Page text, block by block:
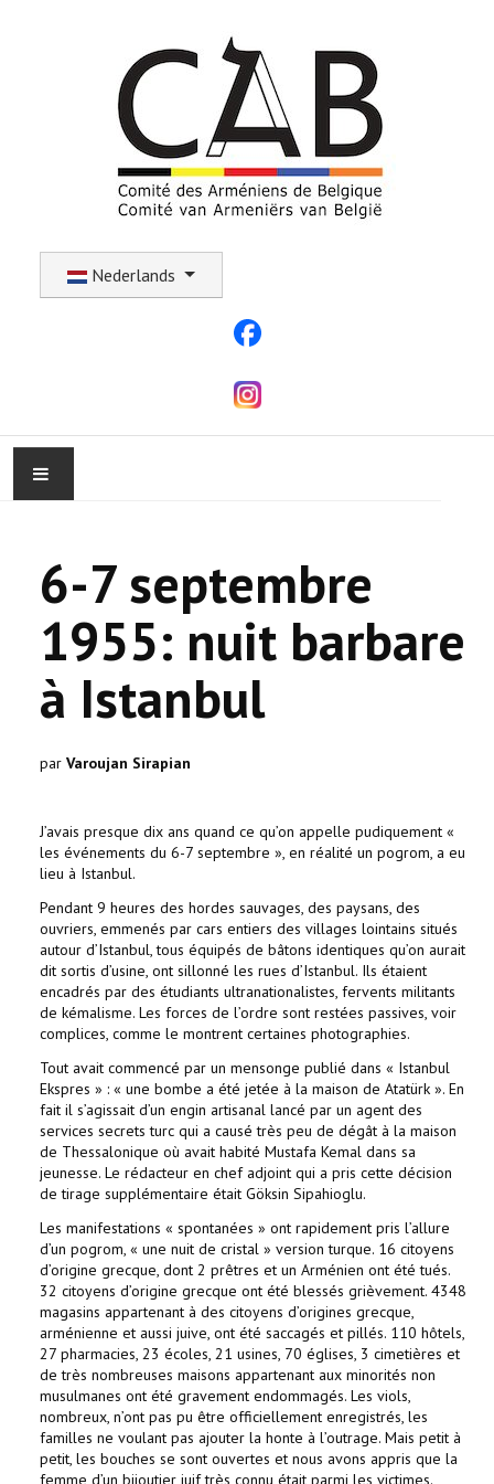
Nederlands
ACTUALITEIT
GEMEENSCHAP
EVENTS
HAY DOUN
VERENIGINGEN
CONTACT
6-7 septembre
1955: nuit barbare
à Istanbul
par Varoujan Sirapian
J’avais presque dix ans quand ce qu’on appelle pudiquement «
les événements du 6-7 septembre », en réalité un pogrom, a eu
lieu à Istanbul.
Pendant 9 heures des hordes sauvages, des paysans, des
ouvriers, emmenés par cars entiers des villages lointains situés
autour d’Istanbul, tous équipés de bâtons identiques qu’on aurait
dit sortis d’usine, ont sillonné les rues d’Istanbul. Ils étaient
encadrés par des étudiants ultranationalistes, fervents militants
de kémalisme. Les forces de l’ordre sont restées passives, voir
complices, comme le montrent certaines photographies.
Tout avait commencé par un mensonge publié dans « Istanbul
Ekspres » : « une bombe a été jetée à la maison de Atatürk ». En
fait il s’agissait d’un engin artisanal lancé par un agent des
services secrets turc qui a causé très peu de dégât à la maison
de Thessalonique où avait habité Mustafa Kemal dans sa
jeunesse. Le rédacteur en chef adjoint qui a pris cette décision
de tirage supplémentaire était Göksin Sipahioglu.
Les manifestations « spontanées » ont rapidement pris l’allure
d’un pogrom, « une nuit de cristal » version turque. 16 citoyens
d’origine grecque, dont 2 prêtres et un Arménien ont été tués.
32 citoyens d’origine grecque ont été blessés grièvement. 4348
magasins appartenant à des citoyens d’origines grecque,
arménienne et aussi juive, ont été saccagés et pillés. 110 hôtels,
27 pharmacies, 23 écoles, 21 usines, 70 églises, 3 cimetières et
de très nombreuses maisons appartenant aux minorités non
musulmanes ont été gravement endommagés. Les viols,
nombreux, n’ont pas pu être officiellement enregistrés, les
familles ne voulant pas ajouter la honte à l’outrage. Mais petit à
petit, les bouches se sont ouvertes et nous avons appris que la
femme d’un bijoutier juif très connu était parmi les victimes.